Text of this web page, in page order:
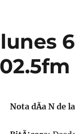
Nota dÃ­a N de